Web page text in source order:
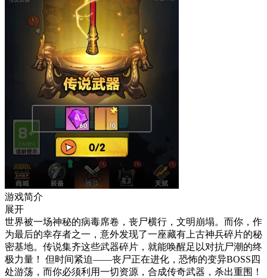
游戏简介
展开
世界被一场神秘的病毒席卷，丧尸横行，文明崩塌。而你，作
为最后的幸存者之一，意外发现了一座藏有上古神兵碎片的秘
密基地。传说集齐这些武器碎片，就能唤醒足以对抗尸潮的终
极力量！ 但时间紧迫——丧尸正在进化，恐怖的变异BOSS四
处游荡，而你必须利用一切资源，合成传奇武器，杀出重围！